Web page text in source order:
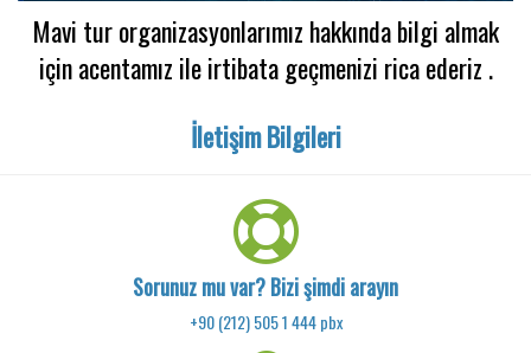
Mavi tur organizasyonlarımız hakkında bilgi almak
için acentamız ile irtibata geçmenizi rica ederiz .
İletişim Bilgileri
Sorunuz mu var? Bizi şimdi arayın
+90 (212) 505 1 444 pbx